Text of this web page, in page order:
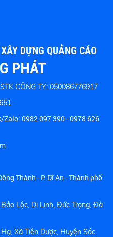
DỰNG QUẢNG CÁO
PHÁT
CÔNG TY: 050086776917
Zalo: 0982 097 390 - 0978 626
Thành - P. Dĩ An - Thành phố
Lộc, Di Linh, Đức Trọng, Đà
Xã Tiên Dược, Huyện Sóc